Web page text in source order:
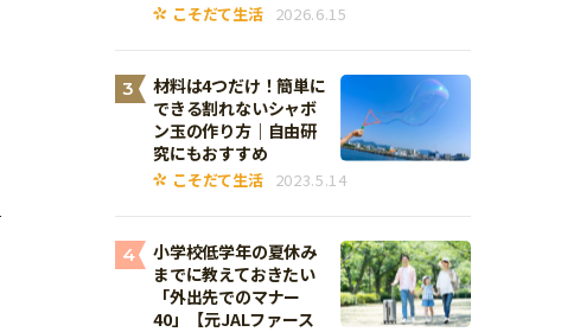
こそだて生活 2026.6.15
3
材料は4つだけ！簡単に
できる割れないシャボ
ン玉の作り方｜自由研
究にもおすすめ
こそだて生活 2023.5.14
4
小学校低学年の夏休み
までに教えておきたい
「外出先でのマナー
40」【元JALファース